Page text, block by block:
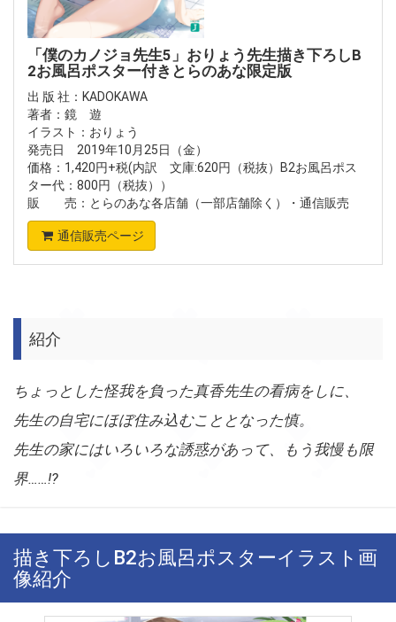
「僕のカノジョ先生5」おりょう先生描き下ろしB
2お風呂ポスター付きとらのあな限定版
出 版 社：KADOKAWA
著者：鏡 遊
イラスト：おりょう
発売日 2019年10月25日（金）
価格：1,420円+税(内訳 文庫:620円（税抜）B2お風呂ポス
ター代：800円（税抜））
販 売：とらのあな各店舗（一部店舗除く）・通信販売
通信販売ページ
紹介
ちょっとした怪我を負った真香先生の看病をしに、
先生の自宅にほぼ住み込むこととなった慎。
先生の家にはいろいろな誘惑があって、もう我慢も限
界……!?
描き下ろしB2お風呂ポスターイラスト画
像紹介